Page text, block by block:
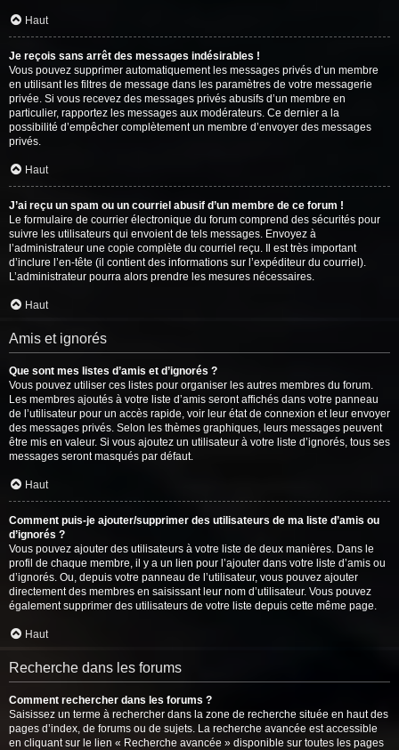
Haut
Je reçois sans arrêt des messages indésirables !
Vous pouvez supprimer automatiquement les messages privés d’un membre
en utilisant les filtres de message dans les paramètres de votre messagerie
privée. Si vous recevez des messages privés abusifs d’un membre en
particulier, rapportez les messages aux modérateurs. Ce dernier a la
possibilité d’empêcher complètement un membre d’envoyer des messages
privés.
Haut
J’ai reçu un spam ou un courriel abusif d’un membre de ce forum !
Le formulaire de courrier électronique du forum comprend des sécurités pour
suivre les utilisateurs qui envoient de tels messages. Envoyez à
l’administrateur une copie complète du courriel reçu. Il est très important
d’inclure l’en-tête (il contient des informations sur l’expéditeur du courriel).
L’administrateur pourra alors prendre les mesures nécessaires.
Haut
Amis et ignorés
Que sont mes listes d’amis et d’ignorés ?
Vous pouvez utiliser ces listes pour organiser les autres membres du forum.
Les membres ajoutés à votre liste d’amis seront affichés dans votre panneau
de l’utilisateur pour un accès rapide, voir leur état de connexion et leur envoyer
des messages privés. Selon les thèmes graphiques, leurs messages peuvent
être mis en valeur. Si vous ajoutez un utilisateur à votre liste d’ignorés, tous ses
messages seront masqués par défaut.
Haut
Comment puis-je ajouter/supprimer des utilisateurs de ma liste d’amis ou
d’ignorés ?
Vous pouvez ajouter des utilisateurs à votre liste de deux manières. Dans le
profil de chaque membre, il y a un lien pour l’ajouter dans votre liste d’amis ou
d’ignorés. Ou, depuis votre panneau de l’utilisateur, vous pouvez ajouter
directement des membres en saisissant leur nom d’utilisateur. Vous pouvez
également supprimer des utilisateurs de votre liste depuis cette même page.
Haut
Recherche dans les forums
Comment rechercher dans les forums ?
Saisissez un terme à rechercher dans la zone de recherche située en haut des
pages d’index, de forums ou de sujets. La recherche avancée est accessible
en cliquant sur le lien « Recherche avancée » disponible sur toutes les pages